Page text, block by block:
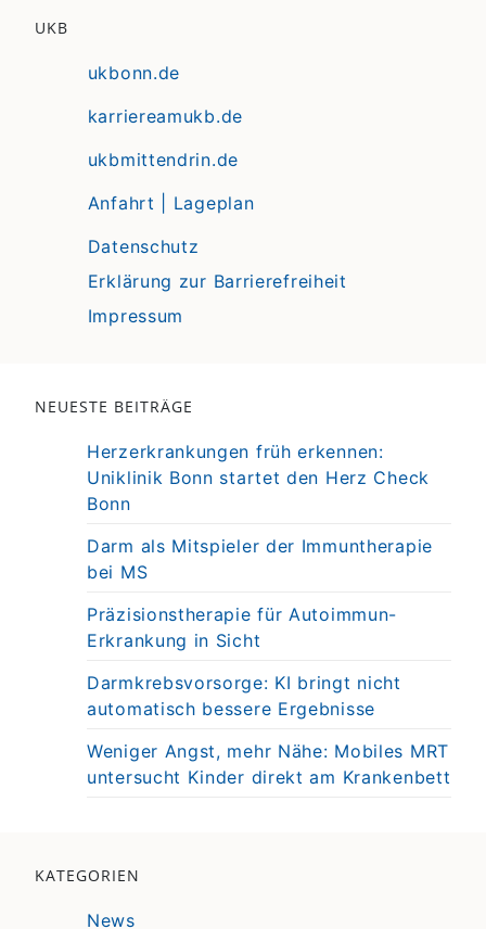
UKB
ukbonn.de
karriereamukb.de
ukbmittendrin.de
Anfahrt | Lageplan
Datenschutz
Erklärung zur Barrierefreiheit
Impressum
NEUESTE BEITRÄGE
Herzerkrankungen früh erkennen:
Uniklinik Bonn startet den Herz Check
Bonn
Darm als Mitspieler der Immuntherapie
bei MS
Präzisionstherapie für Autoimmun-
Erkrankung in Sicht
Darmkrebsvorsorge: KI bringt nicht
automatisch bessere Ergebnisse
Weniger Angst, mehr Nähe: Mobiles MRT
untersucht Kinder direkt am Krankenbett
KATEGORIEN
News